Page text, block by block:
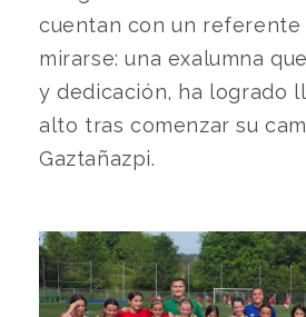
cuentan con un referente
mirarse: una exalumna
y dedicación, ha logrado
alto tras comenzar su
Gaztañazpi.